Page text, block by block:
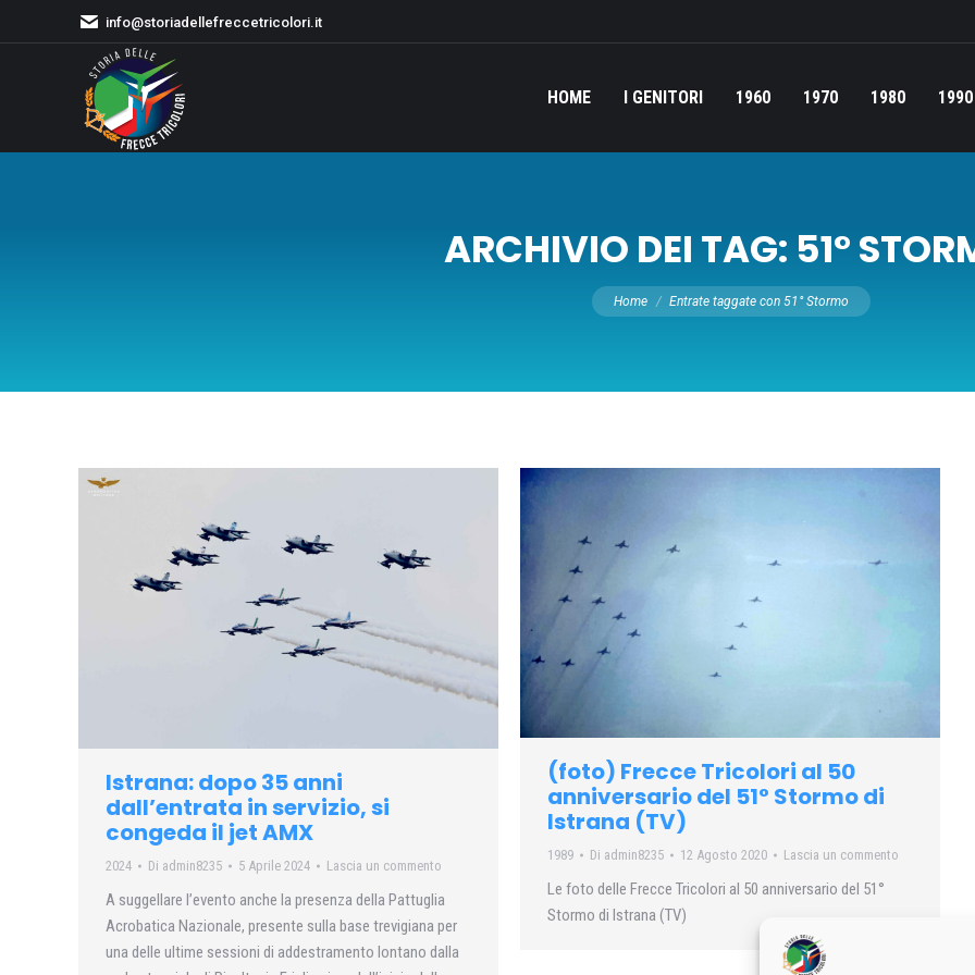
info@storiadellefreccetricolori.it
HOME I GENITORI 1960 1970 1980 1990
ARCHIVIO DEI TAG: 51°
Tu sei qui:
Home Entrate taggate con 51° Stormo
Istrana: dopo 35 anni
dall’entrata in servizio, si
congeda il jet AMX
2024 Di admin8235 5 Aprile 2024 Lascia un commento
A suggellare l’evento anche la presenza della Pattuglia
Acrobatica Nazionale, presente sulla base trevigiana per
una delle ultime sessioni di addestramento lontano dalla
(foto) Frecce Tricolori al 50
anniversario del 51° Stormo di
Istrana (TV)
1989 Di admin8235 12 Agosto 2020 Lascia un commento
Le foto delle Frecce Tricolori al 50 anniversario del 51°
Stormo di Istrana (TV)